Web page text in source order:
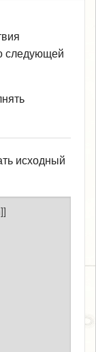
следующей
исходный